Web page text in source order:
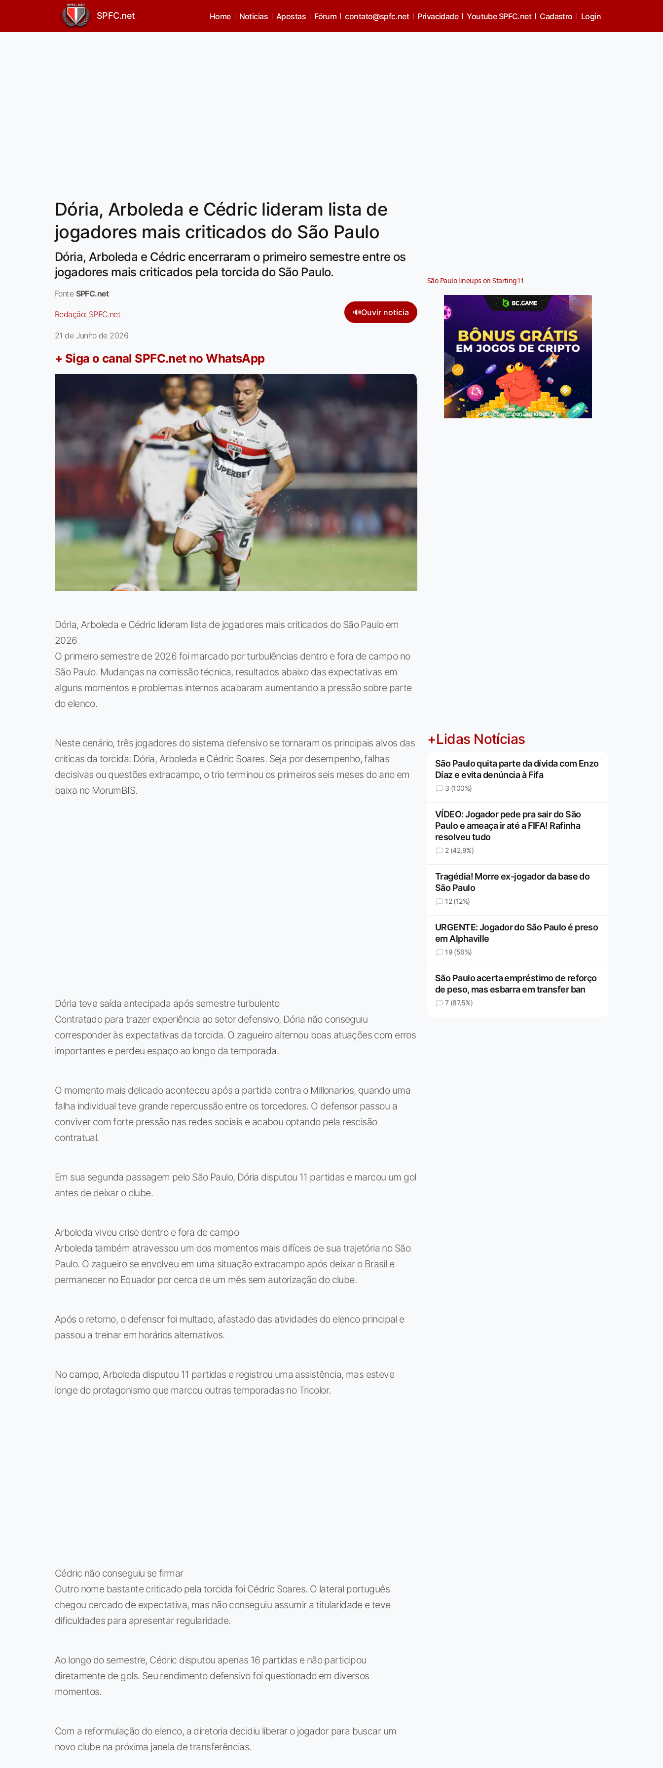
SPFC.net Home Noticias Apostas Fórum contato@spfc.net Privacidade Youtube SPFC.net Cadastro Login
Dória, Arboleda e Cédric lideram lista de
jogadores mais criticados do São Paulo
Dória, Arboleda e Cédric encerraram o primeiro semestre entre os
jogadores mais criticados pela torcida do São Paulo.
Fonte SPFC.net
Redação: SPFC.net 🔊Ouvir notícia
21 de Junho de 2026
+ Siga o canal SPFC.net no WhatsApp
Dória, Arboleda e Cédric lideram lista de jogadores mais criticados do São Paulo em
2026
O primeiro semestre de 2026 foi marcado por turbulências dentro e fora de campo no
São Paulo. Mudanças na comissão técnica, resultados abaixo das expectativas em
alguns momentos e problemas internos acabaram aumentando a pressão sobre parte
do elenco.
Neste cenário, três jogadores do sistema defensivo se tornaram os principais alvos das
críticas da torcida: Dória, Arboleda e Cédric Soares. Seja por desempenho, falhas
decisivas ou questões extracampo, o trio terminou os primeiros seis meses do ano em
baixa no MorumBIS.
Dória teve saída antecipada após semestre turbulento
Contratado para trazer experiência ao setor defensivo, Dória não conseguiu
corresponder às expectativas da torcida. O zagueiro alternou boas atuações com erros
importantes e perdeu espaço ao longo da temporada.
O momento mais delicado aconteceu após a partida contra o Millonarios, quando uma
falha individual teve grande repercussão entre os torcedores. O defensor passou a
conviver com forte pressão nas redes sociais e acabou optando pela rescisão
contratual.
Em sua segunda passagem pelo São Paulo, Dória disputou 11 partidas e marcou um gol
antes de deixar o clube.
Arboleda viveu crise dentro e fora de campo
Arboleda também atravessou um dos momentos mais difíceis de sua trajetória no São
Paulo. O zagueiro se envolveu em uma situação extracampo após deixar o Brasil e
permanecer no Equador por cerca de um mês sem autorização do clube.
Após o retorno, o defensor foi multado, afastado das atividades do elenco principal e
passou a treinar em horários alternativos.
No campo, Arboleda disputou 11 partidas e registrou uma assistência, mas esteve
longe do protagonismo que marcou outras temporadas no Tricolor.
Cédric não conseguiu se firmar
Outro nome bastante criticado pela torcida foi Cédric Soares. O lateral português
chegou cercado de expectativa, mas não conseguiu assumir a titularidade e teve
dificuldades para apresentar regularidade.
Ao longo do semestre, Cédric disputou apenas 16 partidas e não participou
diretamente de gols. Seu rendimento defensivo foi questionado em diversos
momentos.
Com a reformulação do elenco, a diretoria decidiu liberar o jogador para buscar um
novo clube na próxima janela de transferências.
São Paulo lineups on Starting11
Jogue com responsabilidade. 18+
+Lidas Notícias
São Paulo quita parte da dívida com Enzo
Díaz e evita denúncia à Fifa
3 (100%)
VÍDEO: Jogador pede pra sair do São
Paulo e ameaça ir até a FIFA! Rafinha
resolveu tudo
2 (42,9%)
Tragédia! Morre ex-jogador da base do
São Paulo
12 (12%)
URGENTE: Jogador do São Paulo é preso
em Alphaville
19 (56%)
São Paulo acerta empréstimo de reforço
de peso, mas esbarra em transfer ban
7 (87,5%)